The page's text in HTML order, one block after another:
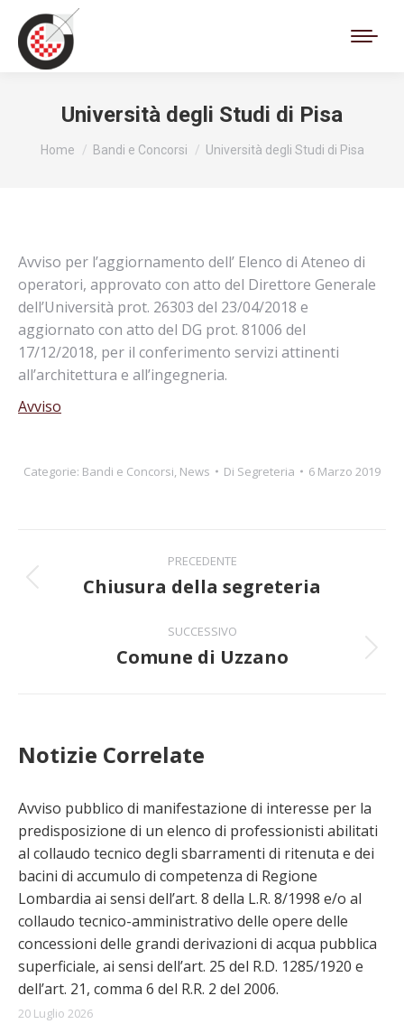
Università degli Studi di Pisa
Tu sei qui:
Home Bandi e Concorsi Università degli Studi di Pisa
Avviso per l’aggiornamento dell’ Elenco di Ateneo di
operatori, approvato con atto del Direttore Generale
dell’Università prot. 26303 del 23/04/2018 e
aggiornato con atto del DG prot. 81006 del
17/12/2018, per il conferimento servizi attinenti
all’architettura e all’ingegneria.
Avviso
Categorie: Bandi e Concorsi, News Di Segreteria 6 Marzo 2019
tra
PRECEDENTE
Post
Chiusura della segreteria
SUCCESSIVO
Prossimo
Comune di Uzzano
Notizie Correlate
Avviso pubblico di manifestazione di interesse per la
predisposizione di un elenco di professionisti abilitati
al collaudo tecnico degli sbarramenti di ritenuta e dei
bacini di accumulo di competenza di Regione
Lombardia ai sensi dell’art. 8 della L.R. 8/1998 e/o al
collaudo tecnico-amministrativo delle opere delle
concessioni delle grandi derivazioni di acqua pubblica
superficiale, ai sensi dell’art. 25 del R.D. 1285/1920 e
dell’art. 21, comma 6 del R.R. 2 del 2006.
20 Luglio 2026